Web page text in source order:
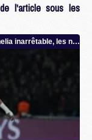
l'article sous les